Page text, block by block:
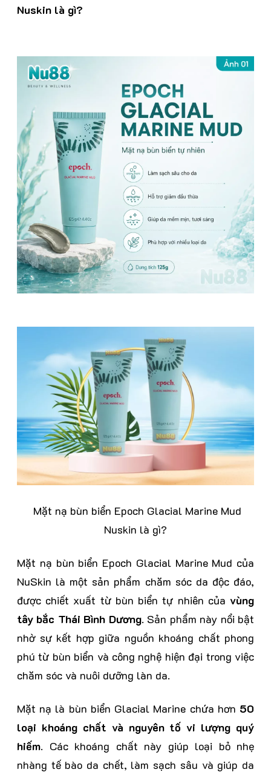
Nuskin là gì?
Mặt nạ bùn biển Epoch Glacial Marine Mud
Nuskin là gì?
Mặt nạ bùn biển Epoch Glacial Marine Mud của
NuSkin là một sản phẩm chăm sóc da độc đáo,
được chiết xuất từ bùn biển tự nhiên của vùng
tây bắc Thái Bình Dương. Sản phẩm này nổi bật
nhờ sự kết hợp giữa nguồn khoáng chất phong
phú từ bùn biển và công nghệ hiện đại trong việc
chăm sóc và nuôi dưỡng làn da.
Mặt nạ là bùn biển Glacial Marine chứa hơn 50
loại khoáng chất và nguyên tố vi lượng quý
hiếm. Các khoáng chất này giúp loại bỏ nhẹ
nhàng tế bào da chết, làm sạch sâu và giúp da